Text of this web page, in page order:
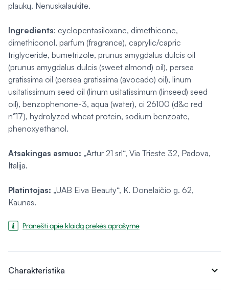
plaukų. Nenuskalaukite.
Ingredients: cyclopentasiloxane, dimethicone,
dimethiconol, parfum (fragrance), caprylic/capric
triglyceride, bumetrizole, prunus amygdalus dulcis oil
(prunus amygdalus dulcis (sweet almond) oil), persea
gratissima oil (persea gratissima (avocado) oil), linum
usitatissimum seed oil (linum usitatissimum (linseed) seed
oil), benzophenone-3, aqua (water), ci 26100 (d&c red
n°17), hydrolyzed wheat protein, sodium benzoate,
phenoxyethanol.
Atsakingas asmuo: „Artur 21 srl“, Via Trieste 32, Padova,
Italija.
Platintojas: „UAB Eiva Beauty“, K. Donelaičio g. 62,
Kaunas.
Pranešti apie klaidą prekės aprašyme
Charakteristika expand_more